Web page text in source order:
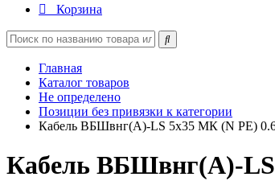
Корзина
Главная
Каталог товаров
Не определено
Позиции без привязки к категории
Кабель ВБШвнг(А)-LS 5х35 МК (N PE)
Кабель ВБШвнг(А)-LS